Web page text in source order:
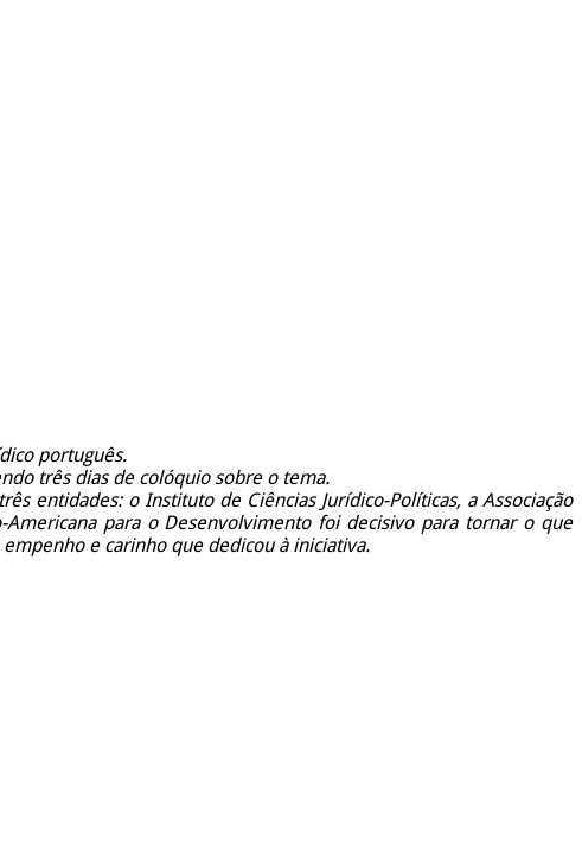
português.
três dias de colóquio sobre o tema.
entidades: o Instituto de Ciências Jurídico-Políticas, a Associação
para o Desenvolvimento foi decisivo para tornar o que
e carinho que dedicou à iniciativa.